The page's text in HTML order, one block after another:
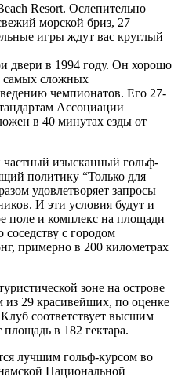
Resort. Ослепительно
морской бриз, 27
игры ждут вас круглый
двери в 1994 году. Он хорошо
самых сложных
чемпионатов. Его 27-
Ассоциации
в 40 минутах езды от
изысканный гольф-
политику “Только для
удовлетворяет запросы
И эти условия будут и
поле и комплекс на площади
с городом
примерно в 200 километрах
зоне на острове
из 29 красивейших, по оценке
соответствует высшим
в 182 гектара.
лучшим гольф-курсом во
Национальной